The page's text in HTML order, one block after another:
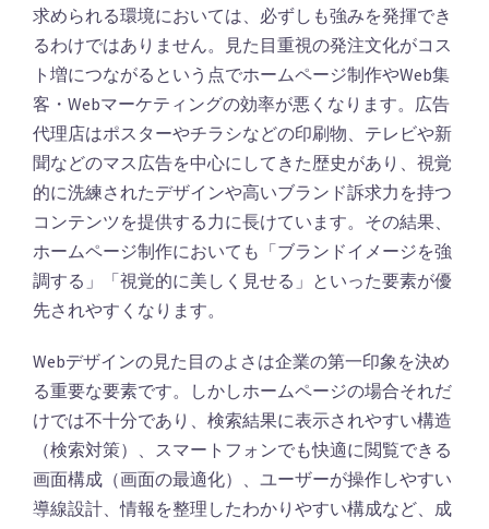
求められる環境においては、必ずしも強みを発揮でき
るわけではありません。見た目重視の発注文化がコス
ト増につながるという点でホームページ制作やWeb集
客・Webマーケティングの効率が悪くなります。広告
代理店はポスターやチラシなどの印刷物、テレビや新
聞などのマス広告を中心にしてきた歴史があり、視覚
的に洗練されたデザインや高いブランド訴求力を持つ
コンテンツを提供する力に長けています。その結果、
ホームページ制作においても「ブランドイメージを強
調する」「視覚的に美しく見せる」といった要素が優
先されやすくなります。
Webデザインの見た目のよさは企業の第一印象を決め
る重要な要素です。しかしホームページの場合それだ
けでは不十分であり、検索結果に表示されやすい構造
（検索対策）、スマートフォンでも快適に閲覧できる
画面構成（画面の最適化）、ユーザーが操作しやすい
導線設計、情報を整理したわかりやすい構成など、成